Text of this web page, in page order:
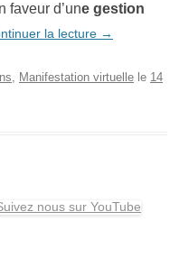
faveur d’une gestion
la lecture →
, Manifestation virtuelle le 14